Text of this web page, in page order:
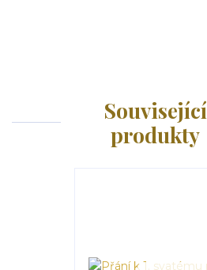
Související
produkty